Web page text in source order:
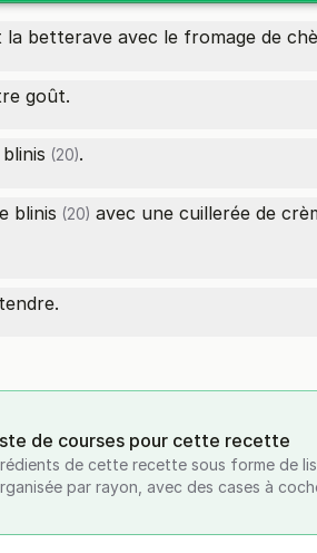
la betterave avec le fromage de
goût.
blinis (20).
blinis (20) avec une cuillerée de
de courses pour cette recette
de cette recette sous forme de
par rayon, avec des cases à